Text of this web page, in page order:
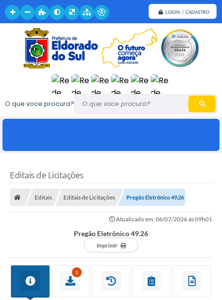
LOGIN / CADASTRO
O que voce procura?
Editais de Licitações
Editais Editais de Licitações Pregão Eletrônico 49.26
Atualizado em: 06/07/2026 às 09h01
Pregão Eletrônico 49.26
Imprimir
1